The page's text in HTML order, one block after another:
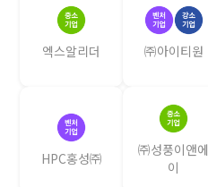
엑스알리더 ㈜아이티원
HPC홍성㈜
㈜성풍이앤에
이